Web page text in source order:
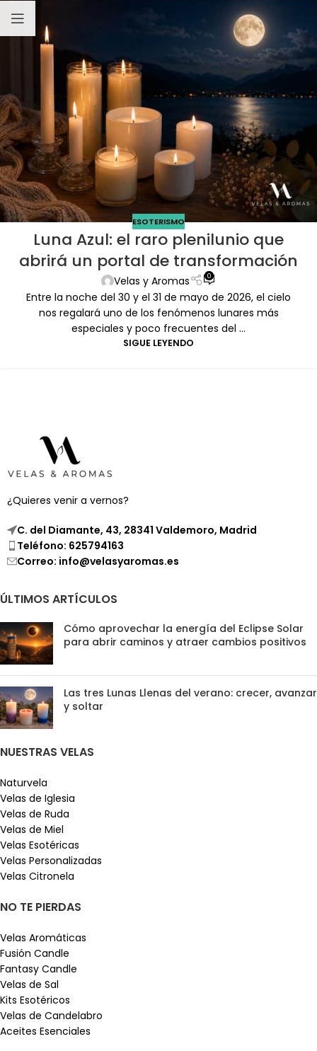
ESOTERISMO
Luna Azul: el raro plenilunio que
abrirá un portal de transformación
Velas y Aromas 0
Entre la noche del 30 y el 31 de mayo de 2026, el cielo
nos regalará uno de los fenómenos lunares más
especiales y poco frecuentes del ...
SIGUE LEYENDO
¿Quieres venir a vernos?
C. del Diamante, 43, 28341 Valdemoro, Madrid
Teléfono: 625794163
Correo: info@velasyaromas.es
ÚLTIMOS ARTÍCULOS
Cómo aprovechar la energía del Eclipse Solar
para abrir caminos y atraer cambios positivos
Las tres Lunas Llenas del verano: crecer, avanzar
y soltar
NUESTRAS VELAS
Naturvela
Velas de Iglesia
Velas de Ruda
Velas de Miel
Velas Esotéricas
Velas Personalizadas
Velas Citronela
NO TE PIERDAS
Velas Aromáticas
Fusión Candle
Fantasy Candle
Velas de Sal
Kits Esotéricos
Velas de Candelabro
Aceites Esenciales